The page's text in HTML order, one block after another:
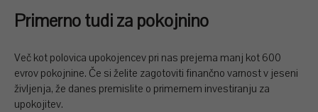
Primerno tudi za pokojnino
Več kot polovica upokojencev pri nas prejema manj kot 600
evrov pokojnine. Če si želite zagotoviti finančno varnost v jeseni
življenja, že danes premislite o primernem investiranju za
upokojitev.